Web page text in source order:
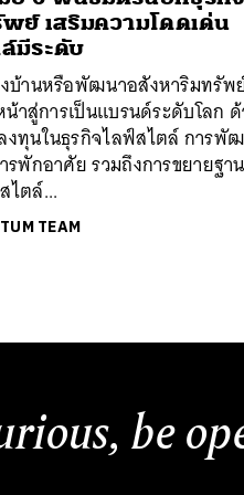
ย์ เสริมความโดดเด่น
มีระดับ
บ้านหรือพัฒนาอสังหาริมทรัพ
าสู่การเป็นแบรนด์ระดับโลก
งทุนในธุรกิจไลฟ์สไตล์ การพั
รพักอาศัย รวมถึงการขยายฐาน
ไตล์...
TEAM
be